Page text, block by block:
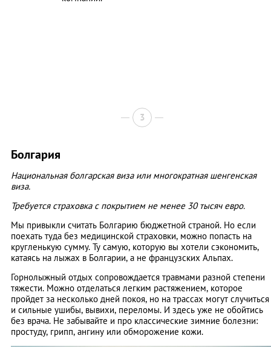
3
Болгария
Национальная болгарская виза или многократная шенгенская
виза.
Требуется страховка с покрытием не менее 30 тысяч евро.
Мы привыкли считать Болгарию бюджетной страной. Но если
поехать туда без медицинской страховки, можно попасть на
кругленькую сумму. Ту самую, которую вы хотели сэкономить,
катаясь на лыжах в Болгарии, а не французских Альпах.
Горнолыжный отдых сопровождается травмами разной степени
тяжести. Можно отделаться легким растяжением, которое
пройдет за несколько дней покоя, но на трассах могут случиться
и сильные ушибы, вывихи, переломы. И здесь уже не обойтись
без врача. Не забывайте и про классические зимние болезни:
простуду, грипп, ангину или обморожение кожи.